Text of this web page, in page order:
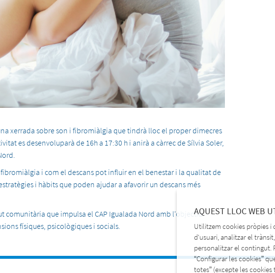
xerrada sobre son i fibromiàlgia que tindrà lloc el proper dimecres
es desenvoluparà de 16h a 17:30 h i anirà a càrrec de Sílvia Soler,
i com el descans pot influir en el benestar i la qualitat de
i hàbits que poden ajudar a afavorir un descans més
que impulsa el CAP Igualada Nord amb l'objectiu
físiques, psicològiques i socials.
AQUEST LLOC WEB
Utilitzem cookies pròpies i
d'usuari, analitzar el
personalitzar el contingut.
“Configurar les cookies”
totes” (excepte les